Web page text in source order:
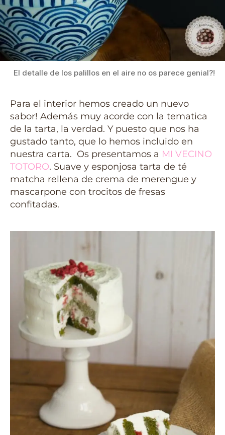
El detalle de los palillos en el aire no os parece genial?!
Para el interior hemos creado un nuevo
sabor! Además muy acorde con la tematica
de la tarta, la verdad. Y puesto que nos ha
gustado tanto, que lo hemos incluido en
nuestra carta. Os presentamos a MI VECINO
TOTORO. Suave y esponjosa tarta de té
matcha rellena de crema de merengue y
mascarpone con trocitos de fresas
confitadas.